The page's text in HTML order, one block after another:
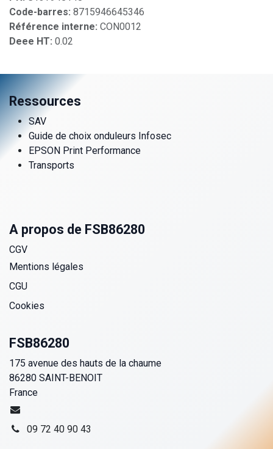
Code-barres: 8715946645346
Référence interne: CON0012
Deee HT: 0.02
Ressources
SAV
Guide de choix onduleurs Infosec
EPSON Print Performance
Transports
A propos de FSB86280
CGV
Mentions légales
CGU
Cookies
FSB86280
175 avenue des hauts de la chaume
86280 SAINT-BENOIT
France
09 72 40 90 43